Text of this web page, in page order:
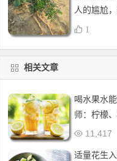
人的尴尬
牛床受不了
1
相关文章
喝水果水
师：柠檬
角色11,417
适量花生